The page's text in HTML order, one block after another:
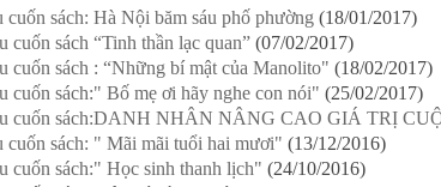
cuốn sách: Hà Nội băm sáu phố phường (18/01/2017)
cuốn sách “Tinh thần lạc quan” (07/02/2017)
cuốn sách : “Những bí mật của Manolito" (18/02/2017)
cuốn sách:" Bố mẹ ơi hãy nghe con nói" (25/02/2017)
cuốn sách:DANH NHÂN NÂNG CAO GIÁ TRỊ
cuốn sách: " Mãi mãi tuổi hai mươi" (13/12/2016)
cuốn sách:" Học sinh thanh lịch" (24/10/2016)